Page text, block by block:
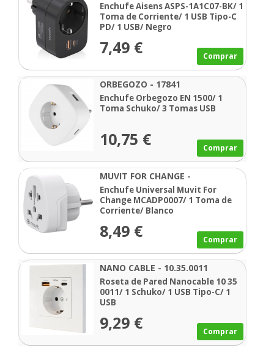
Enchufe Aisens ASPS-1A1C07-BK/ 1
Toma de Corriente/ 1 USB Tipo-C
PD/ 1 USB/ Negro
7,49 € Comprar
ORBEGOZO - 17841
Enchufe Orbegozo EN 1500/ 1
Toma Schuko/ 3 Tomas USB
10,75 € Comprar
MUVIT FOR CHANGE -
MCADP0007
Enchufe Universal Muvit For
Change MCADP0007/ 1 Toma de
Corriente/ Blanco
8,49 € Comprar
NANO CABLE - 10.35.0011
Roseta de Pared Nanocable 10 35
0011/ 1 Schuko/ 1 USB Tipo-C/ 1
USB
9,29 € Comprar